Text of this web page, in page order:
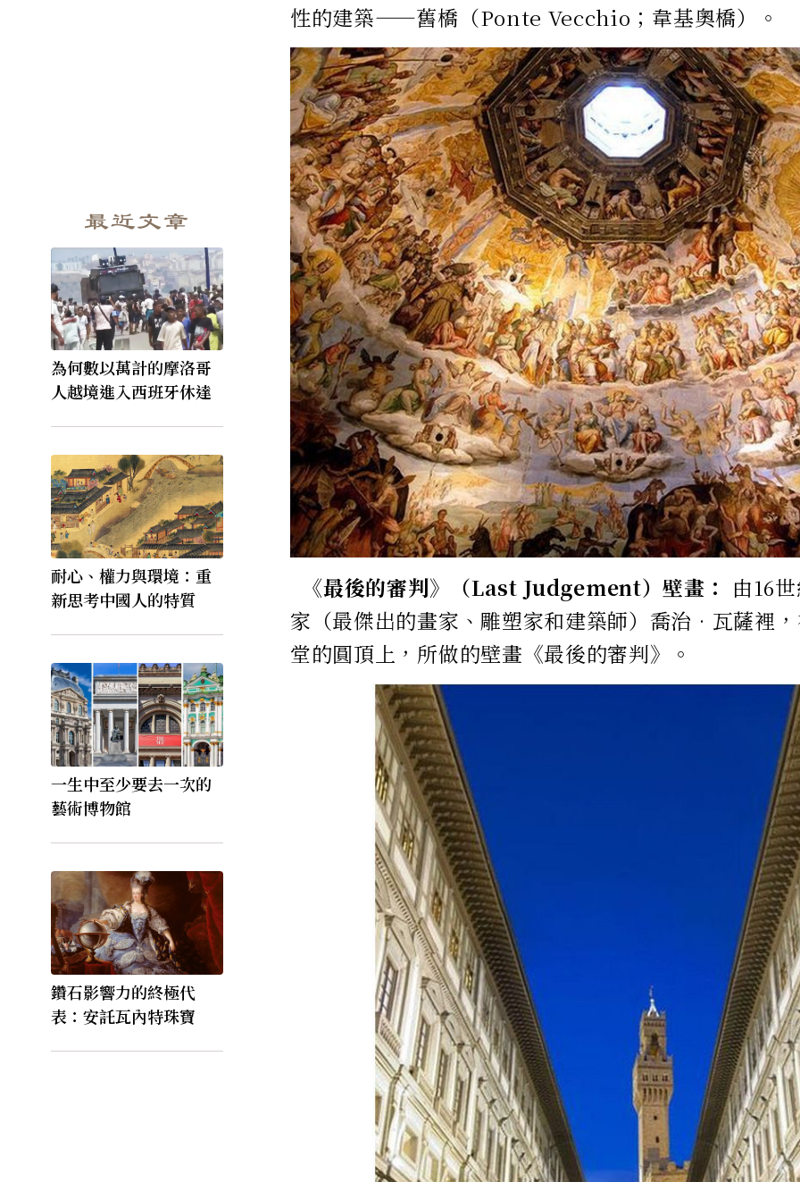
最近文章
為何數以萬計的摩洛哥
人越境進入西班牙休達
耐心、權力與環境：重
新思考中國人的特質
一生中至少要去一次的
藝術博物館
鑽石影響力的終極代
表：安託瓦內特珠寶
性的建築——舊橋（Ponte Vecchio；韋基奧橋）。
《最後的審判》（Last Judgement）壁畫： 由16
家（最傑出的畫家、雕塑家和建築師）喬治•瓦薩裡
堂的圓頂上，所做的壁畫《最後的審判》。